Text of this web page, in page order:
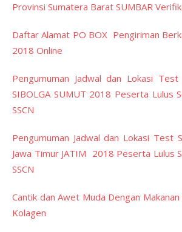
Provinsi Sumatera Barat SUMBAR
Daftar Alamat PO BOX Pengiriman
2018 Online
Pengumuman Jadwal dan Lokasi Test
SIBOLGA SUMUT 2018 Peserta Lulus
SSCN
Pengumuman Jadwal dan Lokasi Test
Jawa Timur JATIM 2018 Peserta Lulus
SSCN
Cantik dan Awet Muda Dengan
Kolagen